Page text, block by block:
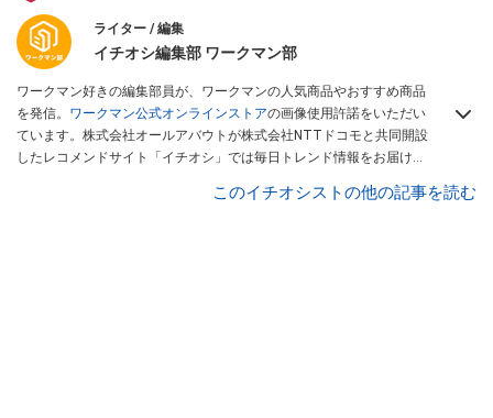
ライター / 編集
イチオシ編集部 ワークマン部
ワークマン好きの編集部員が、ワークマンの人気商品やおすすめ商品
を発信。 ワークマン公式オンラインストアの画像使用許諾をいただい
ています。株式会社オールアバウトが株式会社NTTドコモと共同開設
したレコメンドサイト「イチオシ」では毎日トレンド情報をお届け。
このイチオシストの他の記事を読む